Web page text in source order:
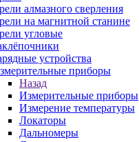
алмазного сверления
на магнитной станине
угловые
устройства
приборы
Назад
Измерительные приборы
Измерение температуры
Локаторы
Дальномеры